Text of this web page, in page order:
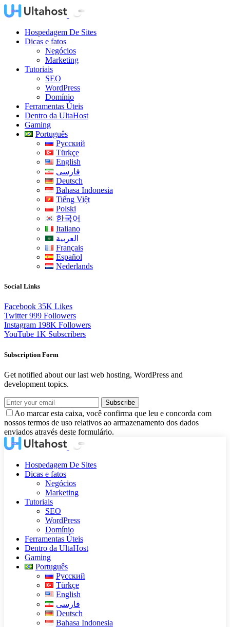
Hospedagem De Sites
Dicas e fatos
Negócios
Marketing
Tutoriais
SEO
WordPress
Domínio
Ferramentas Úteis
Dentro da UltaHost
Gaming
Português
Русский
Türkçe
English
فارسی
Deutsch
Bahasa Indonesia
Tiếng Việt
Polski
한국어
Italiano
العربية
Français
Español
Nederlands
Social Links
Facebook 35K Likes
Twitter 999 Followers
Instagram 198K Followers
YouTube 1K Subscribers
Subscription Form
Get notified about our last web hosting, WordPress and
development topics.
Subscribe
Ao marcar esta caixa, você confirma que leu e concorda com
nossos termos de uso relativos ao armazenamento dos dados
enviados através deste formulário.
Hospedagem De Sites
Dicas e fatos
Negócios
Marketing
Tutoriais
SEO
WordPress
Domínio
Ferramentas Úteis
Dentro da UltaHost
Gaming
Português
Русский
Türkçe
English
فارسی
Deutsch
Bahasa Indonesia